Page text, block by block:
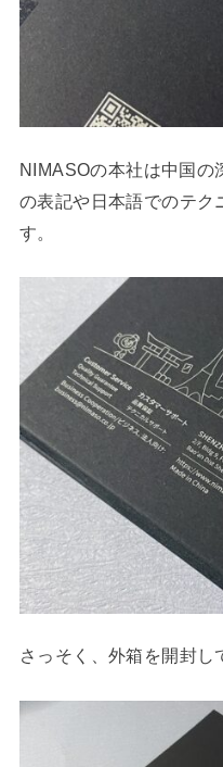
NIMASOの本社は中国の
の表記や日本語でのテク
す。
さっそく、外箱を開封し